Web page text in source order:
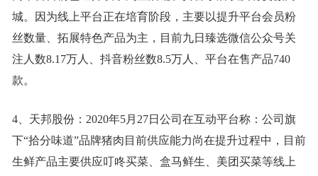
城。因为线上平台正在培育阶段，主要以提升平台会员粉
丝数量、拓展特色产品为主，目前九日臻选微信公众号关
注人数8.17万人、抖音粉丝数8.5万人、平台在售产品740
款。
4、天邦股份：2020年5月27日公司在互动平台称：公司旗
下“拾分味道”品牌猪肉目前供应能力尚在提升过程中，目前
生鲜产品主要供应叮咚买菜、盒马鲜生、美团买菜等线上